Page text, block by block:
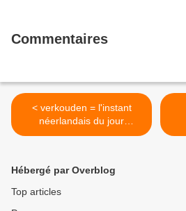
Commentaires
< verkouden = l'instant
néerlandais du jour
(2024_11_25)
Hébergé par Overblog
Top articles